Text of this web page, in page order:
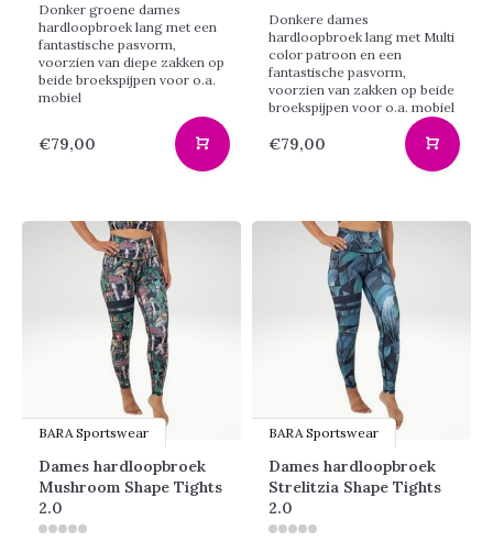
Donker groene dames
hardloopbroek lang met een
fantastische pasvorm,
voorzien van diepe zakken op
beide broekspijpen voor o.a.
mobiel
€79,00
Donkere dames
hardloopbroek lang met Multi
color patroon en een
fantastische pasvorm,
voorzien van zakken op beide
broekspijpen voor o.a. mobiel
€79,00
BARA Sportswear
Dames hardloopbroek
Mushroom Shape Tights
2.0
BARA Sportswear
Dames hardloopbroek
Strelitzia Shape Tights
2.0